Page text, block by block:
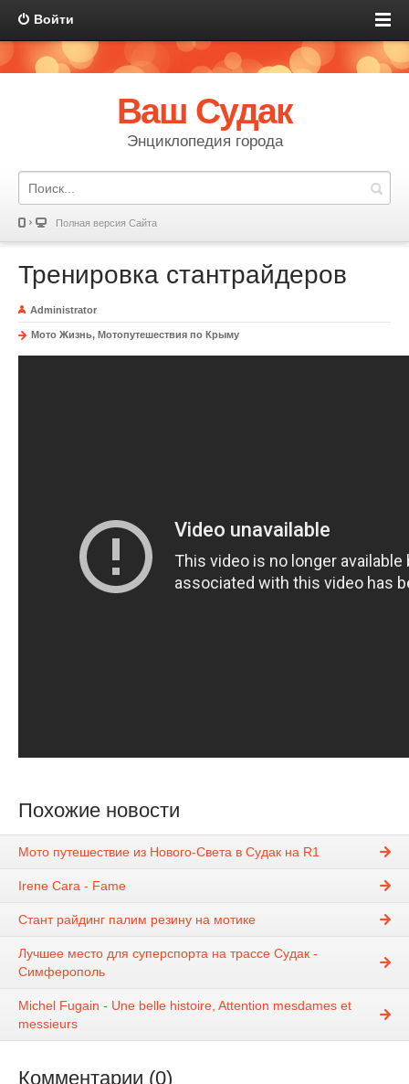
Войти
Ваш Судак
Энциклопедия города
Полная версия Сайта
Тренировка стантрайдеров
Administrator
Мото Жизнь, Мотопутешествия по Крыму
Похожие новости
Мото путешествие из Нового-Света в Судак на R1
Irene Cara - Fame
Стант райдинг палим резину на мотике
Лучшее место для суперспорта на трассе Судак -
Симферополь
Michel Fugain - Une belle histoire, Attention mesdames et
messieurs
Комментарии (0)